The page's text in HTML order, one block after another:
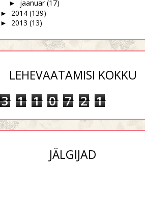
► jaanuar (17)
► 2014 (139)
► 2013 (13)
LEHEVAATAMISI KOKKU
3 1 1 0 7 2 1
JÄLGIJAD